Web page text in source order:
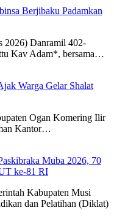
Berjibaku Padamkan
2026) Danramil 402-
Kav Adam*, bersama…
Warga Gelar Shalat
Ogan Komering Ilir
Kantor…
Muba 2026, 70
ke-81 RI
Kabupaten Musi
dan Pelatihan (Diklat)